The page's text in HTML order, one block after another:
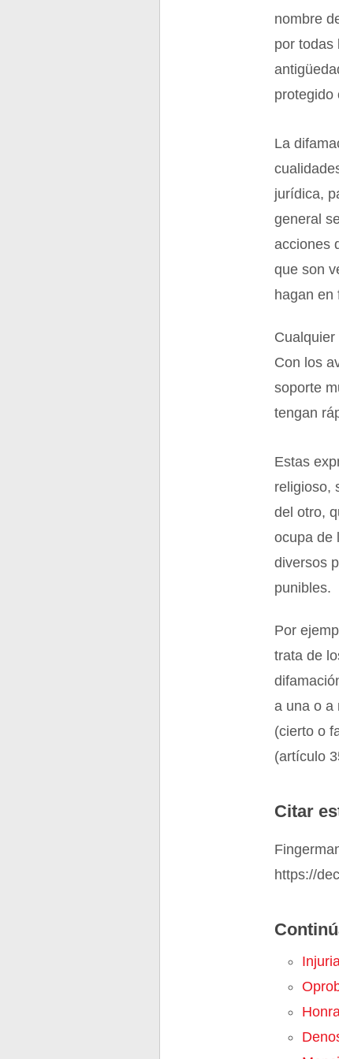
nombre
por todas
protegido
La
jurídica,
general
acciones
que son
hagan en
Con los
soporte
tengan
Estas
religioso,
del otro,
ocupa de
diversos
punibles.
Por
trata de
a una o a
(cierto o
(artículo
Citar
https://